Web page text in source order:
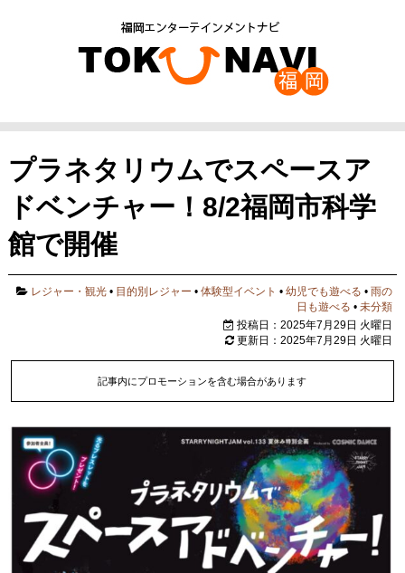
プラネタリウムでスペースア
ドベンチャー！8/2福岡市科学
館で開催
レジャー・観光 • 目的別レジャー •体験型イベント •幼児でも遊べる •雨の
日も遊べる •未分類
投稿日：2025年7月29日 火曜日
更新日：2025年7月29日 火曜日
記事内にプロモーションを含む場合があります